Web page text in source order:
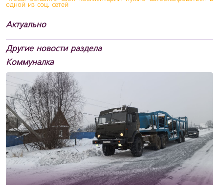
одной из соц. сетей
Актуально
Другие новости раздела
Коммуналка